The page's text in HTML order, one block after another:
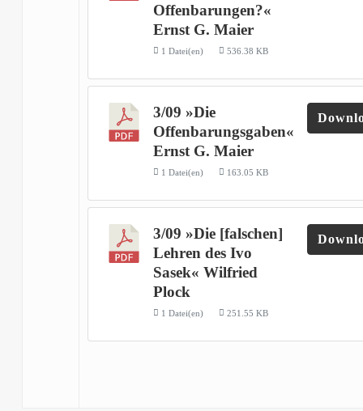
Offenbarungen?«
Ernst G. Maier
1 Datei(en) 536.38 KB
3/09 »Die
Offenbarungsgaben«
Ernst G. Maier
1 Datei(en) 163.05 KB
3/09 »Die [falschen]
Lehren des Ivo
Sasek« Wilfried
Plock
1 Datei(en) 251.55 KB